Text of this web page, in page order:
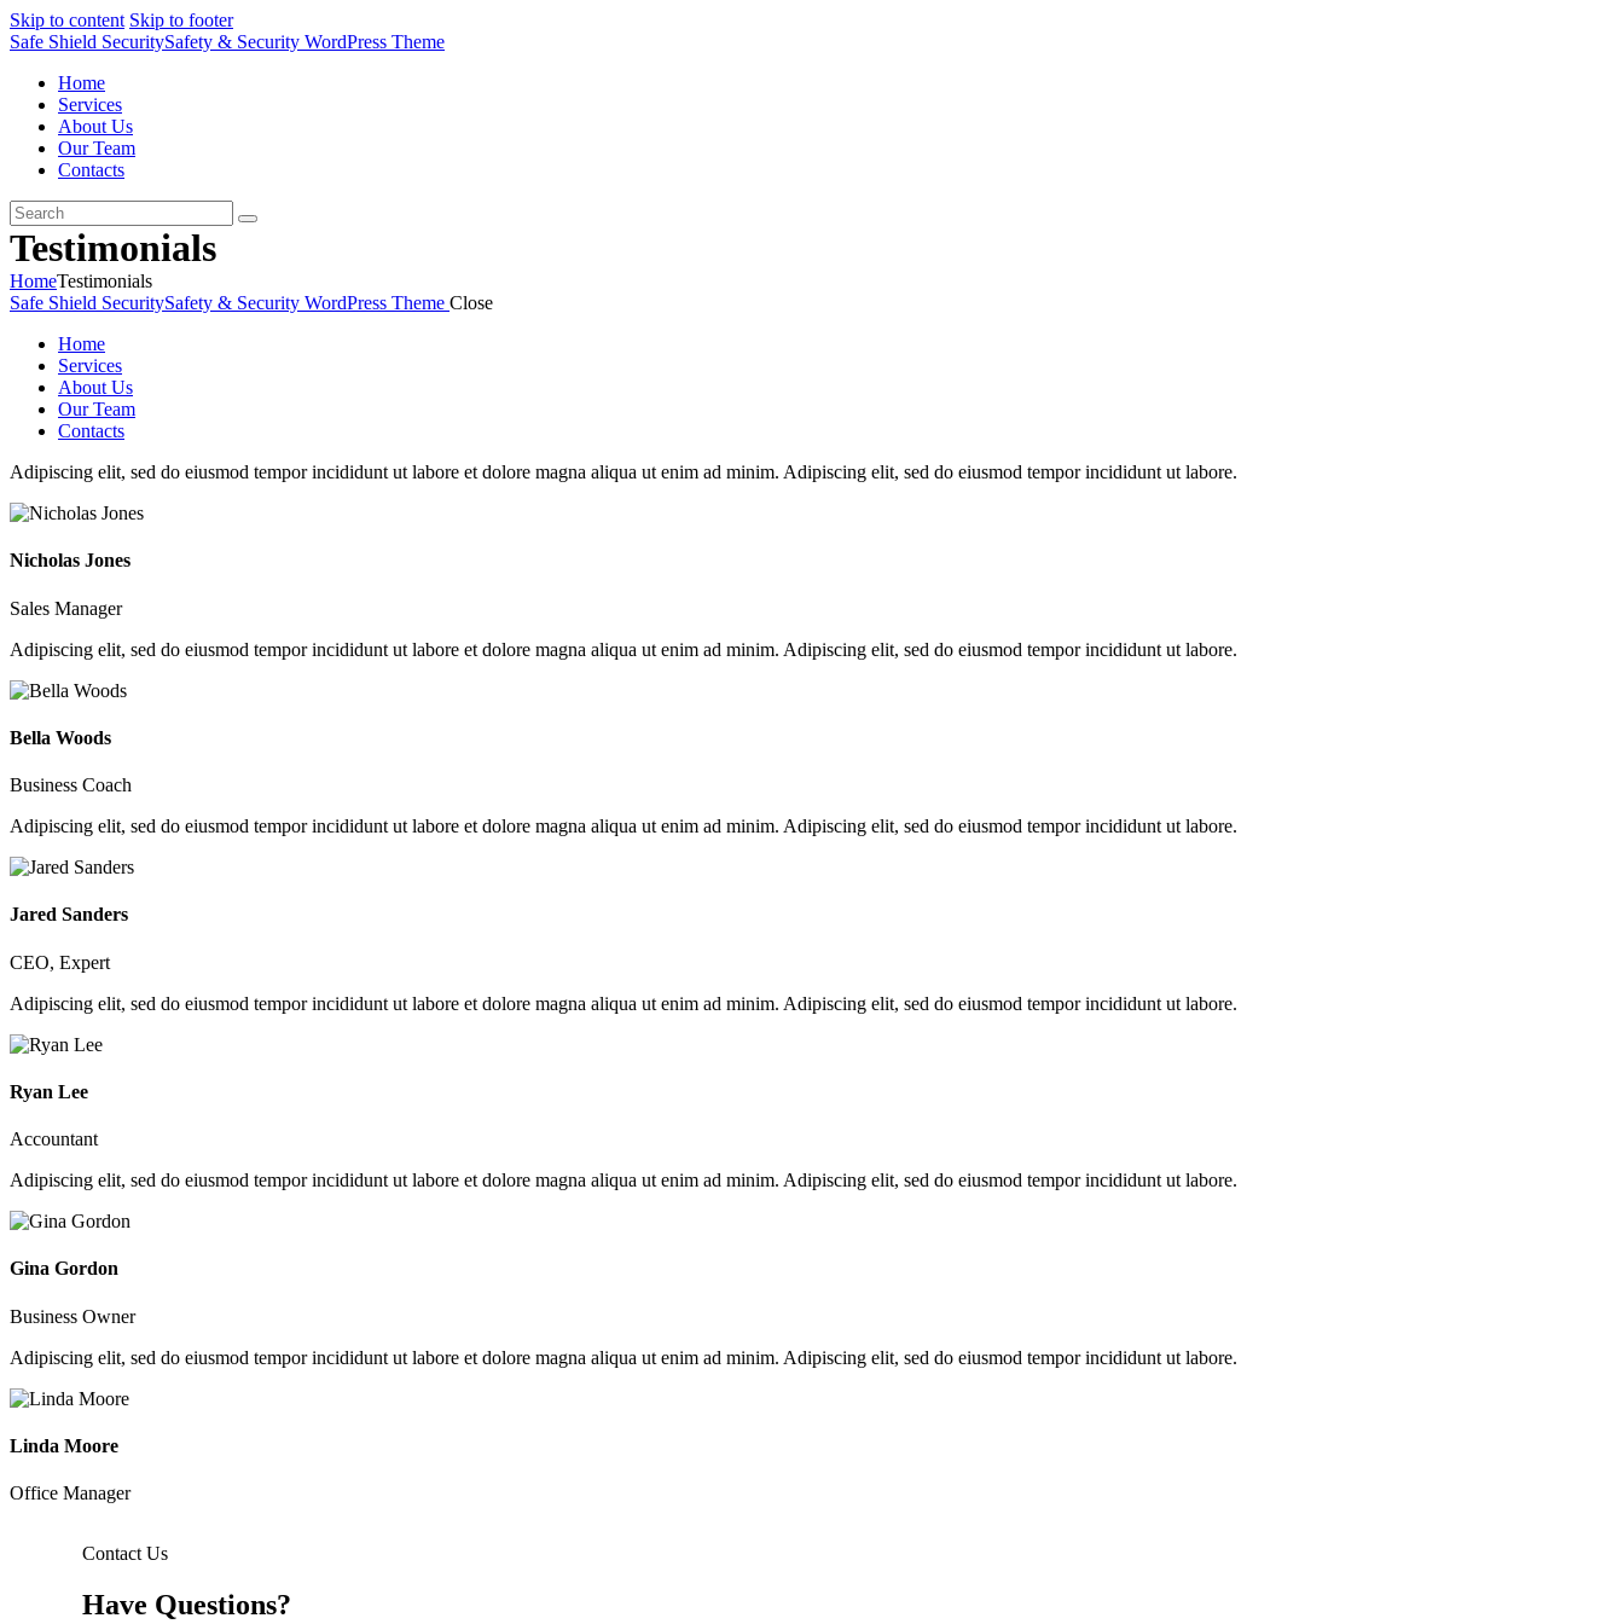
Skip to content Skip to footer
Safe Shield SecuritySafety & Security WordPress Theme
Home
Services
About Us
Our Team
Contacts
Testimonials
HomeTestimonials
Safe Shield SecuritySafety & Security WordPress Theme Close
Home
Services
About Us
Our Team
Contacts
Adipiscing elit, sed do eiusmod tempor incididunt ut labore et dolore magna aliqua ut enim ad minim. Adipiscing elit, sed do eiusmod tempor incididunt ut labore.
Nicholas Jones
Sales Manager
Adipiscing elit, sed do eiusmod tempor incididunt ut labore et dolore magna aliqua ut enim ad minim. Adipiscing elit, sed do eiusmod tempor incididunt ut labore.
Bella Woods
Business Coach
Adipiscing elit, sed do eiusmod tempor incididunt ut labore et dolore magna aliqua ut enim ad minim. Adipiscing elit, sed do eiusmod tempor incididunt ut labore.
Jared Sanders
CEO, Expert
Adipiscing elit, sed do eiusmod tempor incididunt ut labore et dolore magna aliqua ut enim ad minim. Adipiscing elit, sed do eiusmod tempor incididunt ut labore.
Ryan Lee
Accountant
Adipiscing elit, sed do eiusmod tempor incididunt ut labore et dolore magna aliqua ut enim ad minim. Adipiscing elit, sed do eiusmod tempor incididunt ut labore.
Gina Gordon
Business Owner
Adipiscing elit, sed do eiusmod tempor incididunt ut labore et dolore magna aliqua ut enim ad minim. Adipiscing elit, sed do eiusmod tempor incididunt ut labore.
Linda Moore
Office Manager
Contact Us
Have Questions?